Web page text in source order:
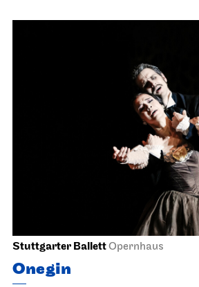
Stuttgarter BallettOpernhaus
Onegin